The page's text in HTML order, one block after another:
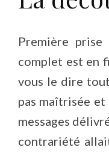
Première prise
complet est en
vous le dire
pas maîtrisée
messages
contrariété